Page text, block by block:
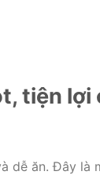
tiện lợi
dễ ăn. Đây